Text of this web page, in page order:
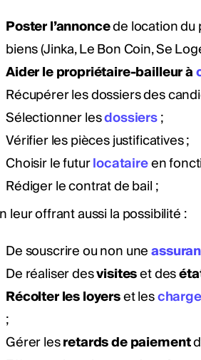
Poster l’annoncede location du
biens (Jinka, Le Bon Coin, Se
Aider le propriétaire-bailleur à
Récupérer les dossiers des
Sélectionner lesdossiers;
Vérifier les pièces justificatives ;
Choisir le futurlocataireen
Rédiger le contrat de bail ;
leur offrant aussi la possibilité :
De souscrire ou non une
De réaliser desvisiteset des
Récolter lesloyerset les
;
Gérer lesretards de paiement